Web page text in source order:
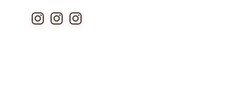
Instagram
InstagramInstagram